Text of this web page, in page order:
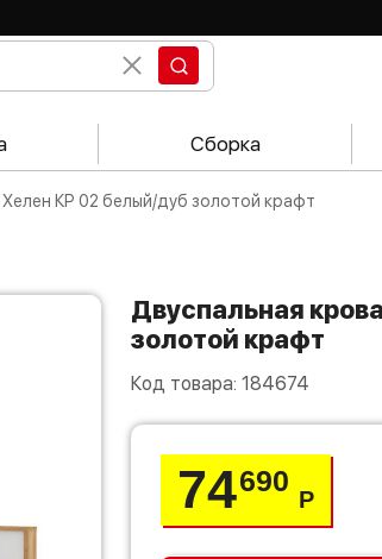
Сборка
Хелен КР 02 белый/дуб золотой крафт
Двуспальная кровать 140х200 Хелен КР 02 белый/дуб
золотой крафт
Код товара: 184674
74690
Р